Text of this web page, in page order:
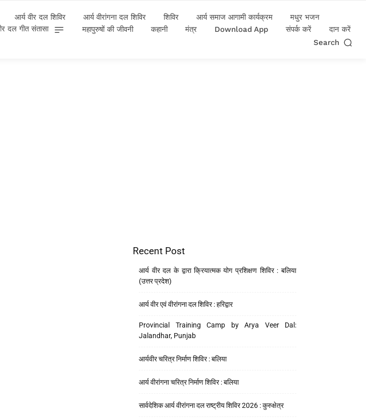
आर्य वीर दल शिविर आर्य वीरांगना दल शिविर शिविर आर्य समाज आगामी कार्यक्रम
मधुर भजन
दल गीत संतासा महापुरुषों की जीवनी कहानी मंत्र Download App संपर्क करें
दान करें
Search
Recent Post
आर्य वीर दल के द्वारा क्रियात्मक योग प्रशिक्षण शिविर : बलिया
(उत्तर प्रदेश)
आर्य वीर एवं वीरांगना दल शिविर : हरिद्वार
Provincial Training Camp by Arya Veer Dal:
Jalandhar, Punjab
आर्यवीर चरित्र निर्माण शिविर : बलिया
आर्य वीरांगना चरित्र निर्माण शिविर : बलिया
सार्वदेशिक आर्य वीरांगना दल राष्ट्रीय शिविर 2026 : कुरुक्षेत्र